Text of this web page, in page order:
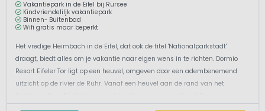
Vakantiepark in de Eifel bij Rursee
Kindvriendeliljk vakantiepark
Binnen- Buitenbad
Wifi gratis maar beperkt
Het vredige Heimbach in de Eifel, dat ook de titel 'Nationalparkstadt'
draagt, biedt alles om je vakantie naar eigen wens in te richten. Dormio
Resort Eifeler Tor ligt op een heuvel, omgeven door een adembenemend
uitzicht op de rivier de Ruhr. Vanaf een heuvel aan de rand van het